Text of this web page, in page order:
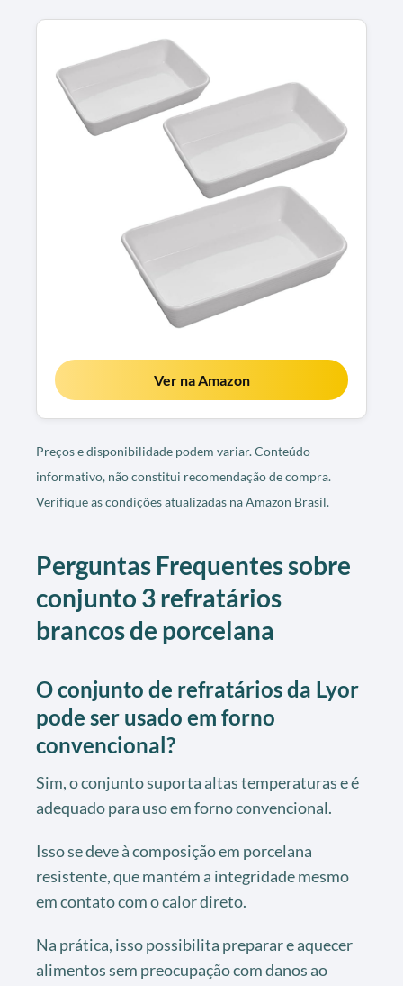
Ver na Amazon
Preços e disponibilidade podem variar. Conteúdo
informativo, não constitui recomendação de compra.
Verifique as condições atualizadas na Amazon Brasil.
Perguntas Frequentes sobre
conjunto 3 refratários
brancos de porcelana
O conjunto de refratários da Lyor
pode ser usado em forno
convencional?
Sim, o conjunto suporta altas temperaturas e é
adequado para uso em forno convencional.
Isso se deve à composição em porcelana
resistente, que mantém a integridade mesmo
em contato com o calor direto.
Na prática, isso possibilita preparar e aquecer
alimentos sem preocupação com danos ao